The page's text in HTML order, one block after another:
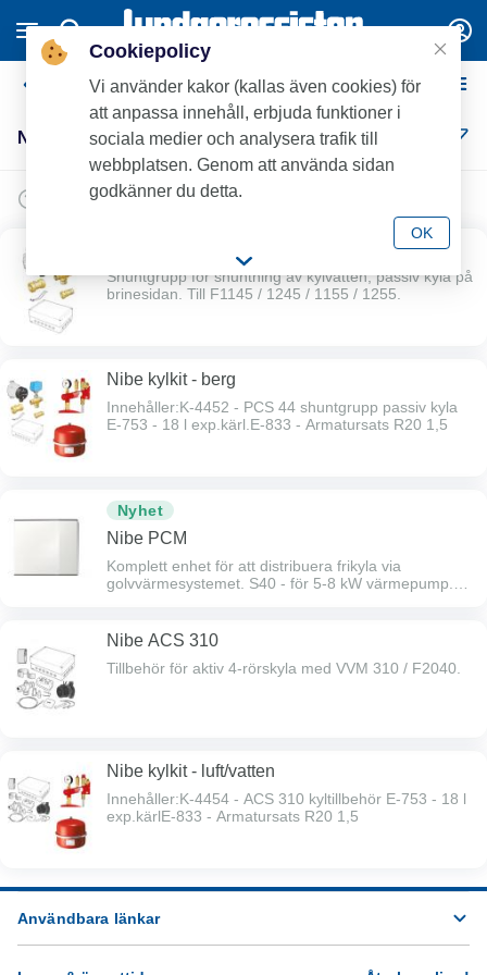
Nibe frikyla
Nibe frikyla (5)
Shuntgrupp för shuntning av kylvatten, passiv kyla på
brinesidan. Till F1145 / 1245 / 1155 / 1255.
Nibe kylkit - berg
Innehåller:K-4452 - PCS 44 shuntgrupp passiv kyla
E-753 - 18 l exp.kärl.E-833 - Armatursats R20 1,5
Nyhet
Nibe PCM
Komplett enhet för att distribuera frikyla via
golvvärmesystemet. S40 - för 5-8 kW värmepump.
Nibe ACS 310
Tillbehör för aktiv 4-rörskyla med VVM 310 / F2040.
Nibe kylkit - luft/vatten
Innehåller:K-4454 - ACS 310 kyltillbehör E-753 - 18 l
exp.kärlE-833 - Armatursats R20 1,5
Användbara länkar
Cookiepolicy
Vi använder kakor (kallas även cookies) för
att anpassa innehåll, erbjuda funktioner i
sociala medier och analysera trafik till
webbplatsen. Genom att använda sidan
godkänner du detta.
OK